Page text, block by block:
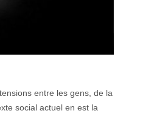
entre les gens, de la
social actuel en est la